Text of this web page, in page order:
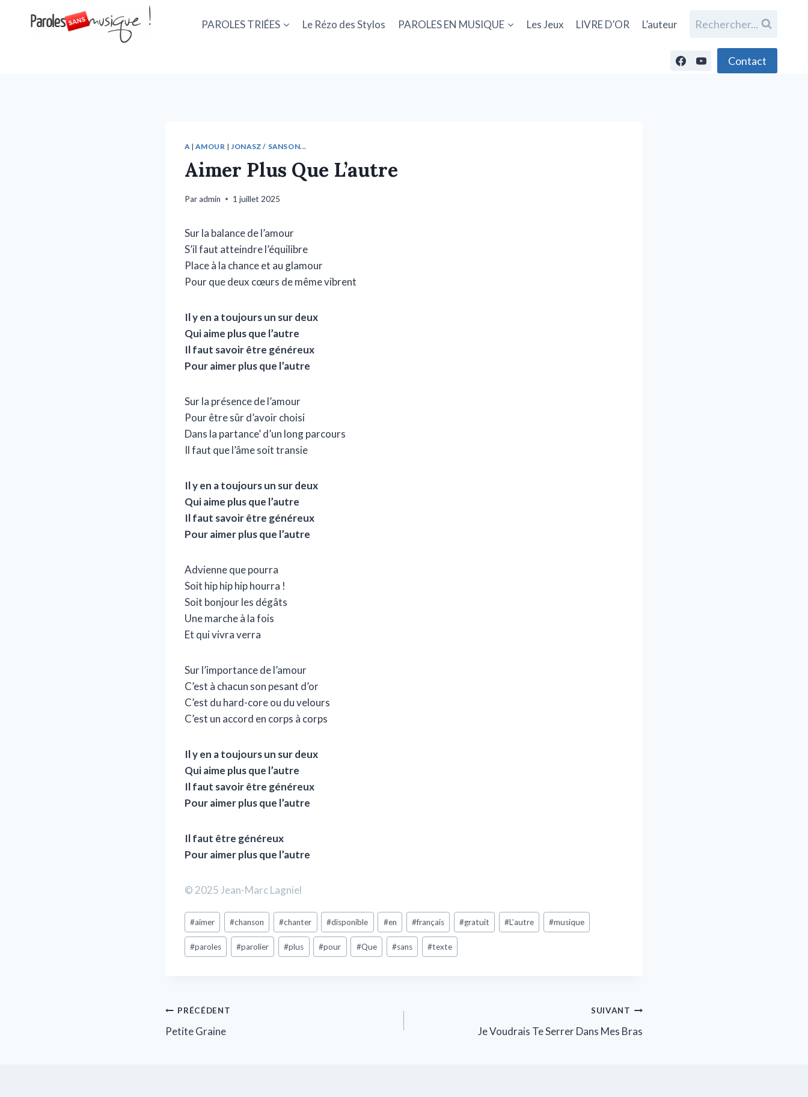
PAROLES TRIÉES Le Rézo des Stylos PAROLES EN MUSIQUE Les Jeux LIVRE D’OR L’auteur Rechercher...
Contact
A|AMOUR |JONASZ / SANSON...
Aimer Plus Que L’autre
Paradmin 1 juillet 2025
Sur la balance de l’amour
S’il faut atteindre l’équilibre
Place à la chance et au glamour
Pour que deux cœurs de même vibrent
Il y en a toujours un sur deux
Qui aime plus que l’autre
Il faut savoir être généreux
Pour aimer plus que l’autre
Sur la présence de l’amour
Pour être sûr d’avoir choisi
Dans la partance’ d’un long parcours
Il faut que l’âme soit transie
Il y en a toujours un sur deux
Qui aime plus que l’autre
Il faut savoir être généreux
Pour aimer plus que l’autre
Advienne que pourra
Soit hip hip hip hourra !
Soit bonjour les dégâts
Une marche à la fois
Et qui vivra verra
Sur l’importance de l’amour
C’est à chacun son pesant d’or
C’est du hard-core ou du velours
C’est un accord en corps à corps
Il y en a toujours un sur deux
Qui aime plus que l’autre
Il faut savoir être généreux
Pour aimer plus que l’autre
Il faut être généreux
Pour aimer plus que l’autre
© 2025 Jean-Marc Lagniel
#aimer #chanson #chanter #disponible #en #français #gratuit #L’autre #musique
#paroles #parolier #plus #pour #Que #sans #texte
PRÉCÉDENT
Petite Graine
SUIVANT
Je Voudrais Te Serrer Dans Mes Bras